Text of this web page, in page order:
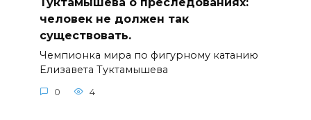
человек не должен так
существовать.
Чемпионка мира по фигурному катанию
Елизавета Туктамышева
0 4